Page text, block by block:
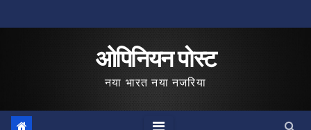
to
ओपिनियन पोस्ट
नया भारत नया नजरिया